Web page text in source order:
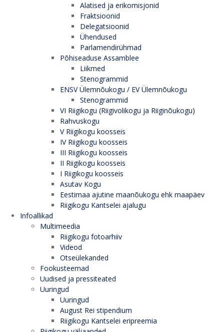
Alatised ja erikomisjonid
Fraktsioonid
Delegatsioonid
Ühendused
Parlamendirühmad
Põhiseaduse Assamblee
Liikmed
Stenogrammid
ENSV Ülemnõukogu / EV Ülemnõukogu
Stenogrammid
VI Riigikogu (Riigivolikogu ja Riiginõukogu)
Rahvuskogu
V Riigikogu koosseis
IV Riigikogu koosseis
III Riigikogu koosseis
II Riigikogu koosseis
I Riigikogu koosseis
Asutav Kogu
Eestimaa ajutine maanõukogu ehk maapäev
Riigikogu Kantselei ajalugu
Infoallikad
Multimeedia
Riigikogu fotoarhiiv
Videod
Otseülekanded
Fookusteemad
Uudised ja pressiteated
Uuringud
Uuringud
August Rei stipendium
Riigikogu Kantselei eripreemia